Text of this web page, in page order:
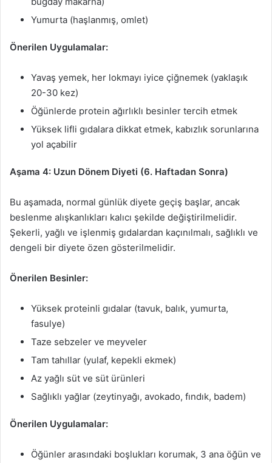
Yumurta (haşlanmış, omlet)
Önerilen Uygulamalar:
Yavaş yemek, her lokmayı iyice çiğnemek (yaklaşık
20-30 kez)
Öğünlerde protein ağırlıklı besinler tercih etmek
Yüksek lifli gıdalara dikkat etmek, kabızlık sorunlarına
yol açabilir
Aşama 4: Uzun Dönem Diyeti (6. Haftadan Sonra)
Bu aşamada, normal günlük diyete geçiş başlar, ancak
beslenme alışkanlıkları kalıcı şekilde değiştirilmelidir.
Şekerli, yağlı ve işlenmiş gıdalardan kaçınılmalı, sağlıklı ve
dengeli bir diyete özen gösterilmelidir.
Önerilen Besinler:
Yüksek proteinli gıdalar (tavuk, balık, yumurta,
fasulye)
Taze sebzeler ve meyveler
Tam tahıllar (yulaf, kepekli ekmek)
Az yağlı süt ve süt ürünleri
Sağlıklı yağlar (zeytinyağı, avokado, fındık, badem)
Önerilen Uygulamalar:
Öğünler arasındaki boşlukları korumak, 3 ana öğün ve